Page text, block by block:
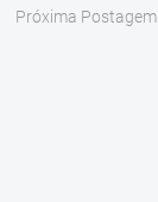
Próxima Postagem